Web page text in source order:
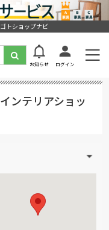
トショップナビ
お知らせ ログイン
ンテリアショッ